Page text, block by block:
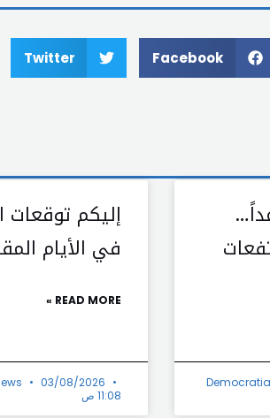
Facebook
Twitter
إليكم
في الأيام
READ MORE »
03/08/2026
11:08 ص